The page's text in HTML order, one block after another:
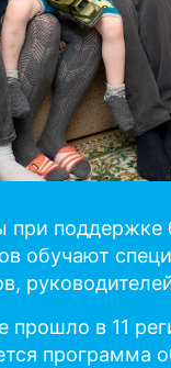
при поддержке
обучают
прошло в 11
программа